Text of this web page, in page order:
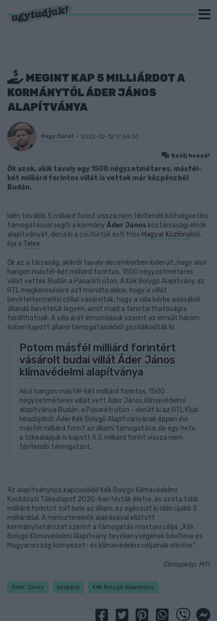
MEGINT KAP 5 MILLIÁRDOT A
KORMÁNYTÓL ÁDER JÁNOS
ALAPÍTVÁNYA
Nagy Donát 2022-02-12 17:54:00
Szólj hozzá!
Ők azok, akik tavaly egy 1500 négyzetméteres, másfél-
két milliárd forintos villát is vettek már közpénzből
Budán.
Idén további 5 milliárd forint vissza nem térítendő költségvetési
támogatással segíti a kormány Áder János köztársasági elnök
alapítványát, derül ki a csütörtök esti friss Magyar Közlönyből,
írja a Telex.
Ők az a társaság, akikről tavaly decemberben kiderült, hogy alsó
hangon másfél-két milliárd forintos, 1500 négyzetméteres
villát vettek Budán a Pasaréti úton. A Kék Bolygó Alapítvány az
RTL megkeresésére azt mondta akkor, hogy a villát
bevételtermelési céllal vásárolták, hogy a villa bérbe adásából
állandó bevételük legyen, amit majd a fenntarthatóságra
fordíthatnak. A villa árát elmondásuk szerint az elmúlt három
évben kapott állami támogatásokból gazdálkodták ki.
Potom másfél milliárd forintért
vásárolt budai villát Áder János
klímavédelmi alapítványa
Alsó hangon másfél-két milliárd forintos, 1500
négyzetméteres villát vett Áder János klímavédelmi
alapítványa Budán, a Pasaréti úton - derült ki az RTL Klub
híradójából. Áder Kék Bolygó Alapítványának éppen évi
másfél milliárd forint az állami támogatása, de egy hete
a tőkealapjuk is kapott 5,5 milliárd forint vissza nem
térítendő támogatást.
Az alapítványhoz kapcsolódó Kék Bolygó Klímavédelmi
Kockázati Tőkealapot 2020-ban hívták életre, és azóta több
milliárd forintot tolt bele az állam, ez egészült ki idén újabb 5
milliárddal. A miniszterelnök aláírásával ellátott
kormányhatározat szerint a támogatás mostani célja: „Kék
Bolygó Klímavédelmi Alapítvány tevékenységének bővítése és
Magyarország környezet- és klímavédelmi céljainak elérése”.
Címlapkép: MTI
Áder János közpénz Kék Bolygó Alapítvány